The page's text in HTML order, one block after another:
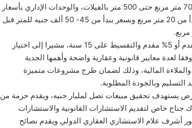
مصيفية بمساحات مختلفة والسكني بمساحات تبدأ من 70 متر مربع حتى 500 متر بالفيلات، والوحدات الإداري بأسعار
22 ألف جنيه للمتر قبل الخصم، والتجاري بمساحات تبدأ من 20 متر مربع وبسعر يبدأ من 45- 50 ألف جنيه للمتر قبل
وأكد على إتاحة أنظمة تقسيط متنوعة ومختلفة بدون مقدم أو 5% مقدم والتقسيط على 15 سنة، مشيرا إلى اختيار
لعدة معايير قانونية وعقارية واضحة وأهمها الجدية
والملاءة المالية، وذلك لضمان طرح مشروعات متميزة
التسليم وبالجودة المطلوبة.
تحقيق مبيعات تصل لمليار جنيه، ويقدم حزمة من
جناح خاص لتقديم الاستشارات القانونية والاستشارات
أشرف علام الاستشاري العقاري الدولي ويقدم نصائح